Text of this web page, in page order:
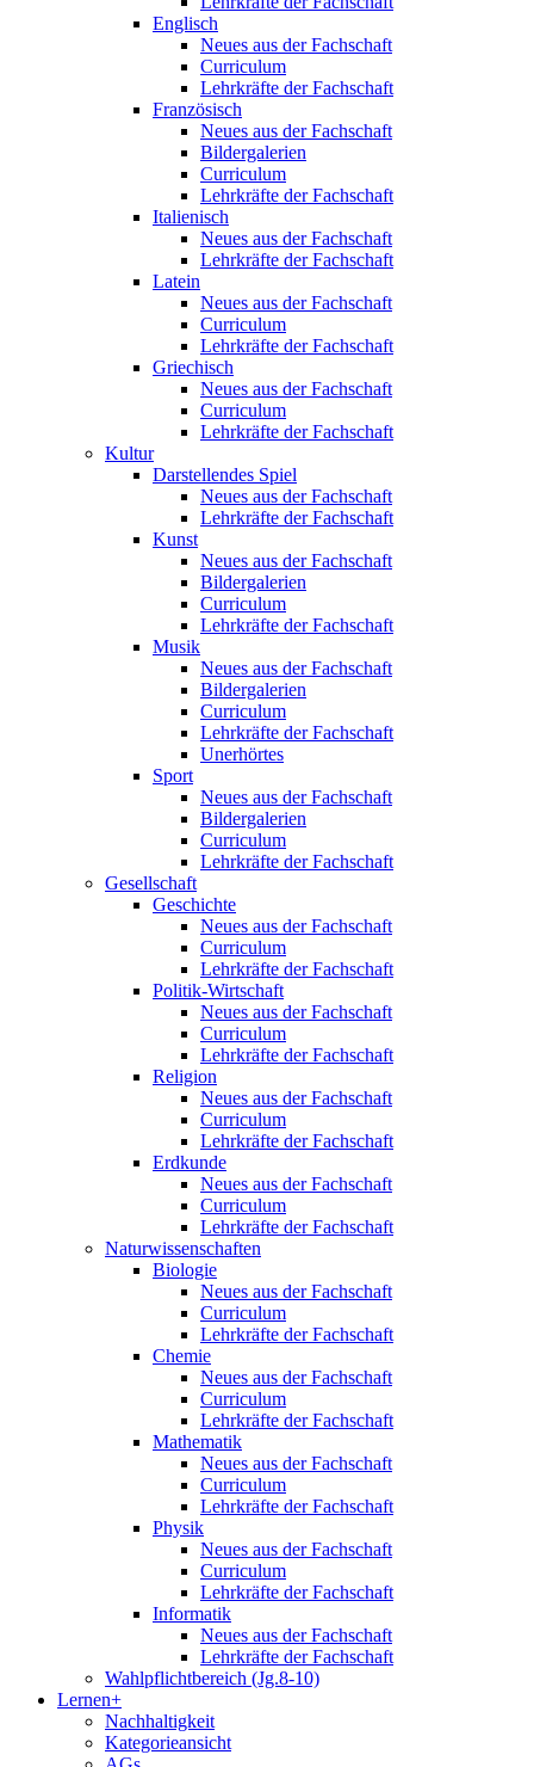
Englisch
Neues aus der Fachschaft
Curriculum
Lehrkräfte der Fachschaft
Französisch
Neues aus der Fachschaft
Bildergalerien
Curriculum
Lehrkräfte der Fachschaft
Italienisch
Neues aus der Fachschaft
Lehrkräfte der Fachschaft
Latein
Neues aus der Fachschaft
Curriculum
Lehrkräfte der Fachschaft
Griechisch
Neues aus der Fachschaft
Curriculum
Lehrkräfte der Fachschaft
Kultur
Darstellendes Spiel
Neues aus der Fachschaft
Lehrkräfte der Fachschaft
Kunst
Neues aus der Fachschaft
Bildergalerien
Curriculum
Lehrkräfte der Fachschaft
Musik
Neues aus der Fachschaft
Bildergalerien
Curriculum
Lehrkräfte der Fachschaft
Unerhörtes
Sport
Neues aus der Fachschaft
Bildergalerien
Curriculum
Lehrkräfte der Fachschaft
Gesellschaft
Geschichte
Neues aus der Fachschaft
Curriculum
Lehrkräfte der Fachschaft
Politik-Wirtschaft
Neues aus der Fachschaft
Curriculum
Lehrkräfte der Fachschaft
Religion
Neues aus der Fachschaft
Curriculum
Lehrkräfte der Fachschaft
Erdkunde
Neues aus der Fachschaft
Curriculum
Lehrkräfte der Fachschaft
Naturwissenschaften
Biologie
Neues aus der Fachschaft
Curriculum
Lehrkräfte der Fachschaft
Chemie
Neues aus der Fachschaft
Curriculum
Lehrkräfte der Fachschaft
Mathematik
Neues aus der Fachschaft
Curriculum
Lehrkräfte der Fachschaft
Physik
Neues aus der Fachschaft
Curriculum
Lehrkräfte der Fachschaft
Informatik
Neues aus der Fachschaft
Lehrkräfte der Fachschaft
Wahlpflichtbereich (Jg.8-10)
Lernen+
Nachhaltigkeit
Kategorieansicht